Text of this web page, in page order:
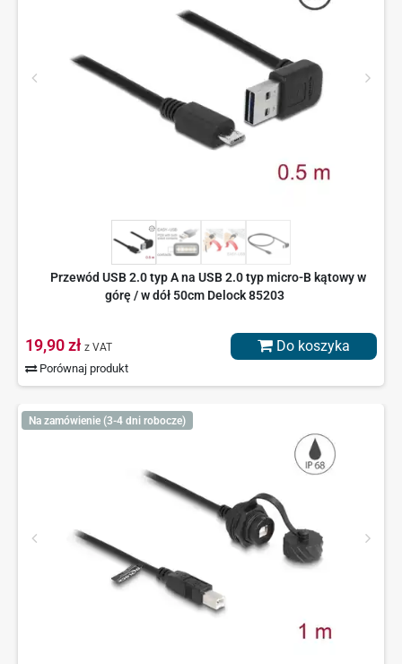
Przewód USB 2.0 typ A na USB 2.0 typ micro-B kątowy w
górę / w dół 50cm Delock 85203
19,90 zł z VAT
Porównaj produkt
Do koszyka
Na zamówienie (3-4 dni robocze)